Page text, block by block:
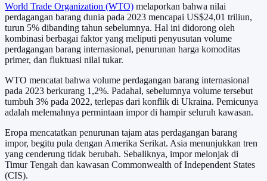
World Trade Organization (WTO) melaporkan bahwa nilai
perdagangan barang dunia pada 2023 mencapai US$24,01 triliun,
turun 5% dibanding tahun sebelumnya. Hal ini didorong oleh
kombinasi berbagai faktor yang meliputi penyusutan volume
perdagangan barang internasional, penurunan harga komoditas
primer, dan fluktuasi nilai tukar.
WTO mencatat bahwa volume perdagangan barang internasional
pada 2023 berkurang 1,2%. Padahal, sebelumnya volume tersebut
tumbuh 3% pada 2022, terlepas dari konflik di Ukraina. Pemicunya
adalah melemahnya permintaan impor di hampir seluruh kawasan.
Eropa mencatatkan penurunan tajam atas perdagangan barang
impor, begitu pula dengan Amerika Serikat. Asia menunjukkan tren
yang cenderung tidak berubah. Sebaliknya, impor melonjak di
Timur Tengah dan kawasan Commonwealth of Independent States
(CIS).